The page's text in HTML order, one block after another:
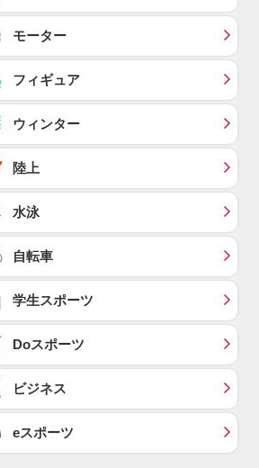
モーター
フィギュア
ウィンター
陸上
水泳
自転車
学生スポーツ
Doスポーツ
ビジネス
eスポーツ